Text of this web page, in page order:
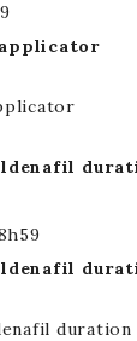
duration